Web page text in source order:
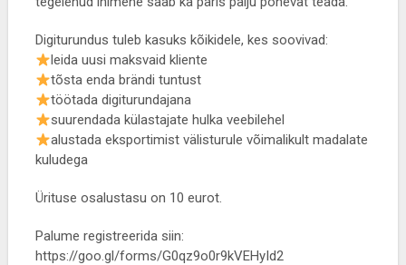
Digiturundus tuleb kasuks kõikidele, kes soovivad:
leida uusi maksvaid kliente
tõsta enda brändi tuntust
töötada digiturundajana
suurendada külastajate hulka veebilehel
alustada eksportimist välisturule võimalikult madalate
kuludega
Ürituse osalustasu on 10 eurot.
Palume registreerida siin:
https://goo.gl/forms/G0qz9o0r9kVEHyId2